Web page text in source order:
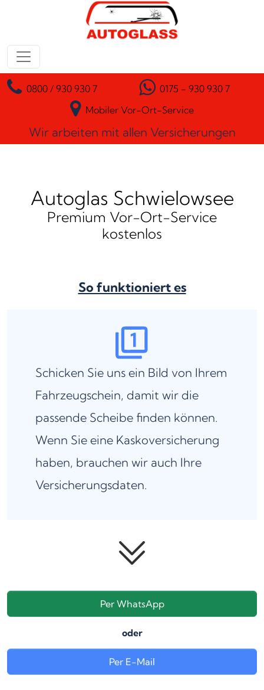
Zum Inhalt springen
Hauptnavigation
0800 / 930 930 7
0175 - 930 930 7
Mobiler Vor-Ort-Service
Wir arbeiten mit allen Versicherungen
Autoglas Schwielowsee
Premium Vor-Ort-Service
kostenlos
So funktioniert es
Schicken Sie uns ein Bild von Ihrem
Fahrzeugschein, damit wir die
passende Scheibe finden können.
Wenn Sie eine Kaskoversicherung
haben, brauchen wir auch Ihre
Versicherungsdaten.
Per WhatsApp
oder
Per E-Mail